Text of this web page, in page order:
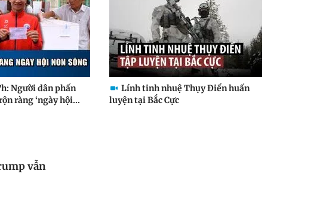
Người dân phấn
ràng ‘ngày hội...
Lính tinh nhuệ Thụy Điển huấn
luyện tại Bắc Cực
vẫn